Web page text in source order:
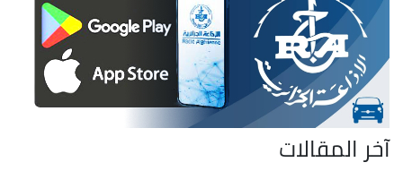
آخر المقالات